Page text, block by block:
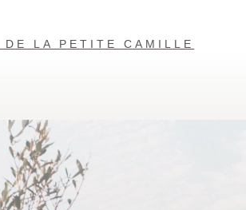
DE LA PETITE CAMILLE